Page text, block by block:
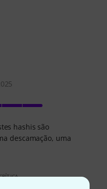
hashis são
descamação, uma